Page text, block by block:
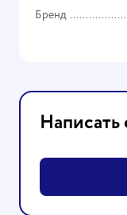
Бренд
Написать